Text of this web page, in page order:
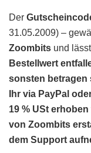
Der
31.05.2009) –
Zoombits und
Bestellwert
sonsten betragen
Ihr via PayPal
19 % USt
von Zoombits
dem Support